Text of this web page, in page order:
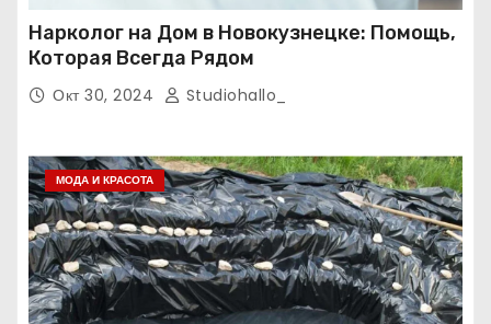
Нарколог на Дом в Новокузнецке: Помощь,
Которая Всегда Рядом
Окт 30, 2024 Studiohallo_
МОДА И КРАСОТА